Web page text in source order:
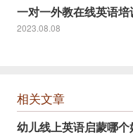
2023.08.08
相关文章